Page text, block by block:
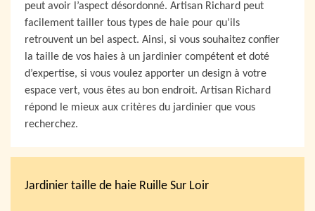
peut avoir l’aspect désordonné. Artisan Richard peut
facilement tailler tous types de haie pour qu’ils
retrouvent un bel aspect. Ainsi, si vous souhaitez confier
la taille de vos haies à un jardinier compétent et doté
d’expertise, si vous voulez apporter un design à votre
espace vert, vous êtes au bon endroit. Artisan Richard
répond le mieux aux critères du jardinier que vous
recherchez.
Jardinier taille de haie Ruille Sur Loir